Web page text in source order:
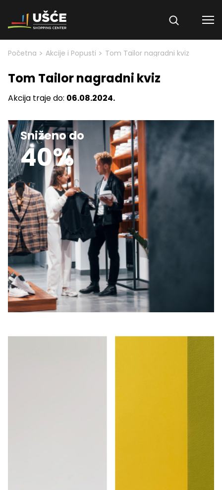
Skip to content
Početna > Akcije i Popusti > Tom Tailor nagradni kviz
Tom Tailor nagradni kviz
Akcija traje do: 06.08.2024.
Sniženo do
40%